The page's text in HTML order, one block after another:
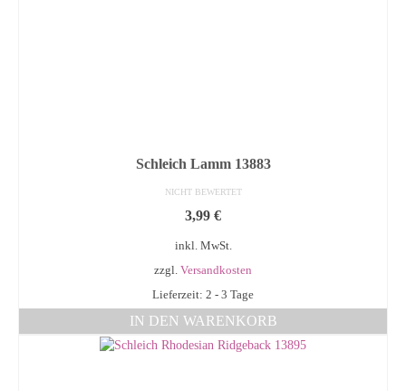
Schleich Lamm 13883
NICHT BEWERTET
3,99 €
inkl. MwSt.
zzgl. Versandkosten
Lieferzeit: 2 - 3 Tage
IN DEN WARENKORB